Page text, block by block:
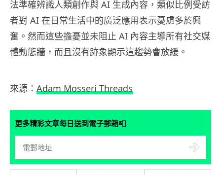
法準確辨識人類創作與 AI 生成內容，類似比例受訪
者對 AI 在日常生活中的廣泛應用表示憂慮多於興
奮。然而這些擔憂並未阻止 AI 內容主導所有社交媒
體動態牆，而且沒有跡象顯示這趨勢會放緩。
來源： Adam Mosseri Threads
更多精彩文章每日送到電子郵箱📮